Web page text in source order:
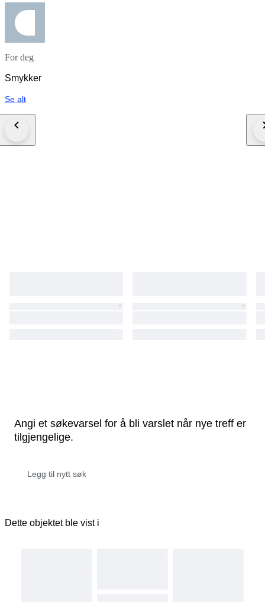
For deg
Smykker
Se alt
Angi et søkevarsel for å bli varslet når nye treff er
tilgjengelige.
Dette objektet ble vist i